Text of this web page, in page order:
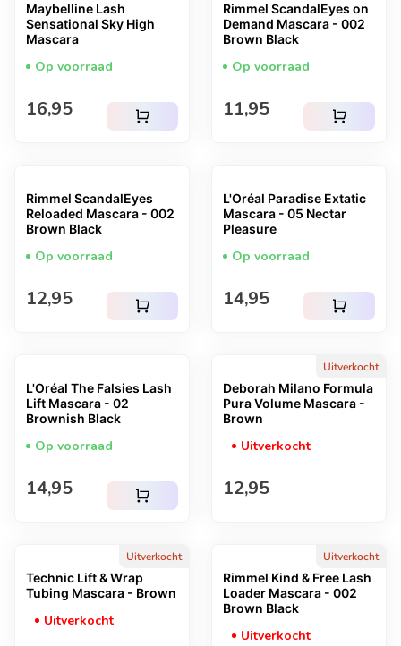
Maybelline Lash
Sensational Sky High
Mascara
Op voorraad
Normale prijs
16,95 shopping_cart
Rimmel ScandalEyes on
Demand Mascara - 002
Brown Black
Op voorraad
Normale prijs
11,95 shopping_cart
Rimmel ScandalEyes
Reloaded Mascara - 002
Brown Black
Op voorraad
Normale prijs
12,95 shopping_cart
L'Oréal Paradise Extatic
Mascara - 05 Nectar
Pleasure
Op voorraad
Normale prijs
14,95 shopping_cart
L'Oréal The Falsies Lash
Lift Mascara - 02
Brownish Black
Op voorraad
Normale prijs
14,95 shopping_cart
Uitverkocht
Deborah Milano Formula
Pura Volume Mascara -
Brown
Uitverkocht
Normale prijs
12,95
Uitverkocht
Technic Lift & Wrap
Tubing Mascara - Brown
Uitverkocht
Uitverkocht
Rimmel Kind & Free Lash
Loader Mascara - 002
Brown Black
Uitverkocht